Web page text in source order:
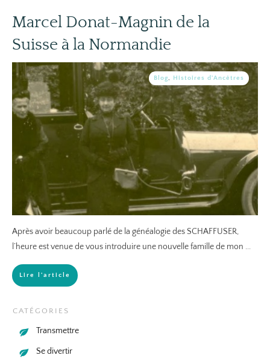
Marcel Donat-Magnin de la
Suisse à la Normandie
Blog, Histoires d'Ancêtres
Après avoir beaucoup parlé de la généalogie des SCHAFFUSER,
l’heure est venue de vous introduire une nouvelle famille de mon ...
Lire l'article
CATÉGORIES
Transmettre
Se divertir